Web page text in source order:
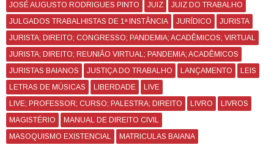
JOSÉ AUGUSTO RODRIGUES PINTO
JUIZ
JUIZ DO TRABALHO
JULGADOS TRABALHISTAS DE 1ª INSTÂNCIA
JURÍDICO
JURISTA
JURISTA; DIREITO; CONGRESSO; PANDEMIA; ACADÊMICOS; VIRTUAL
JURISTA; DIREITO; REUNIÃO VIRTUAL; PANDEMIA; ACADÊMICOS
JURISTAS BAIANOS
JUSTIÇA DO TRABALHO LANÇAMENTO
LEIS
LETRAS DE MÚSICAS
LIBERDADE
LIVE
LIVE; PROFESSOR; CURSO; PALESTRA; DIREITO
LIVRO
LIVROS
MAGISTÉRIO
MANUAL DE DIREITO CIVIL
MASOQUISMO EXISTENCIAL
MATRICULAS BAIANA